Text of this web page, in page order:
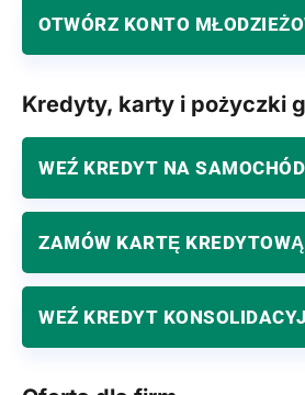
OTWÓRZ KONTO
Kredyty, karty i pożyczki
WEŹ KREDYT NA SAMOCHÓD
ZAMÓW KARTĘ KREDYTOWĄ
WEŹ KREDYT